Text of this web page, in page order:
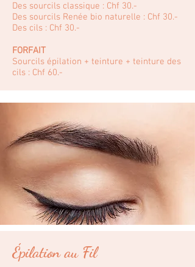
Des sourcils classique : Chf 30.-
Des sourcils Renée bio naturelle : Chf 30.-
Des cils : Chf 30.-
FORFAIT
Sourcils épilation + teinture + teinture des
cils : Chf 60.-
Épilation au Fil